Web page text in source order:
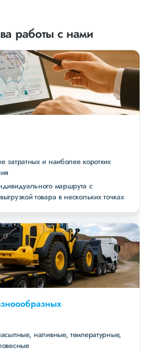
работы с нами
затратных и наиболее коротких
маршрута с
товара в нескольких точках
наливные, температурные,